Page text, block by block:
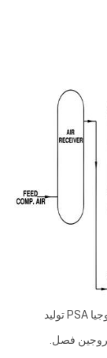
يتكون الهواء من 78٪ نيتروجين و 21٪ أكسجين. تكنولوجيا PSA توليد
فصل.